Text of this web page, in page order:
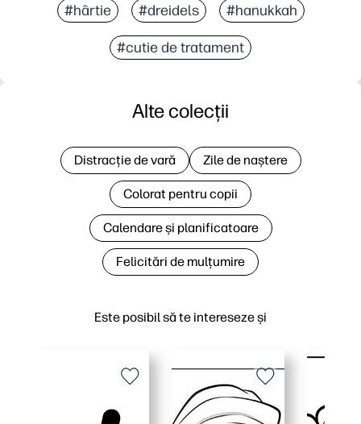
#hârtie #dreidels #hanukkah
#cutie de tratament
Este posibil să te intereseze și
Alte colecții
Distracție de vară Zile de naștere
Colorat pentru copii
Calendare și planificatoare
Felicitări de mulțumire